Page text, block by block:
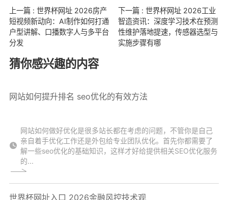
上一篇 : 世界杯网址 2026房产
短视频新动向：AI制作如何打通
户型讲解、口播数字人与多平台
分发
下一篇 : 世界杯网址 2026工业
智造资讯：深度学习技术在预测
性维护落地提速，传感器选型与
实施步骤有哪
猜你感兴趣的内容
网站如何提升排名 seo优化的有效方法
网站如何做好优化是很多站长都在考虑的问题，不管你是自己
亲自着手优化工作还是外包给专业团队优化。首先你都需要了
解一些seo优化的基础知识，这样才好给提供相关SEO优化服务
的...
世界杯网址入口 2026金融风控技术观